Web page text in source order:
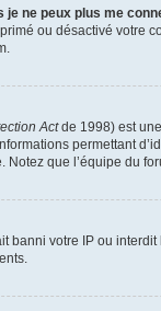
ne peux plus me
ou désactivé
Actde 1998) est
permettant
que l’équipe du
banni votre IP ou